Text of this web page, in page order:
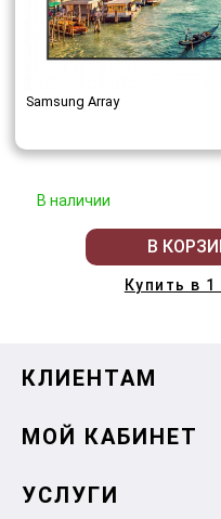
Samsung Array
В наличии
В
Купить в 1
КЛИЕНТАМ
МОЙ КАБИНЕТ
УСЛУГИ